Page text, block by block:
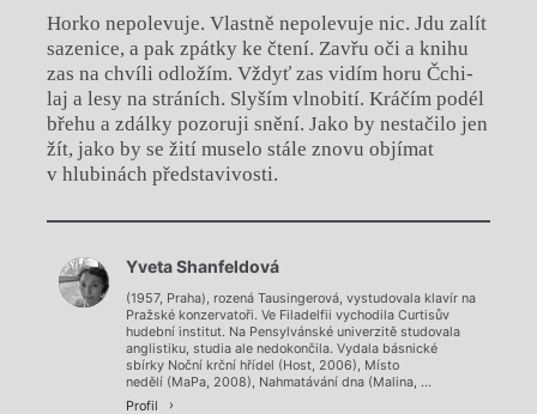
Horko nepolevuje. Vlastně nepolevuje nic. Jdu zalít
sazenice, a pak zpátky ke čtení. Zavřu oči a knihu
zas na chvíli odložím. Vždyť zas vidím horu Čchi-
laj a lesy na stráních. Slyším vlnobití. Kráčím podél
břehu a zdálky pozoruji snění. Jako by nestačilo jen
žít, jako by se žití muselo stále znovu objímat
v hlubinách představivosti.
Chviličku.
Načítá se.
Yveta Shanfeldová
(1957, Praha), rozená Tausingerová, vystudovala klavír na
Pražské konzervatoři. Ve Filadelfii vychodila Curtisův
hudební institut. Na Pensylvánské univerzitě studovala
anglistiku, studia ale nedokončila. Vydala básnické
sbírky Noční krční hřídel (Host, 2006), Místo
nedělí (MaPa, 2008), Nahmatávání dna (Malina, ...
Profil